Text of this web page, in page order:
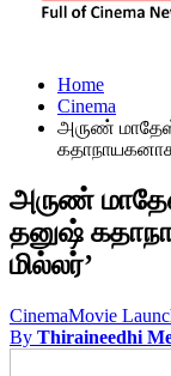
Home
Cinema
அருண்
கதாநாயகனாக
அருண்
தனுஷ்
மில்லர்’
CinemaMovie
By Thiraineedhi